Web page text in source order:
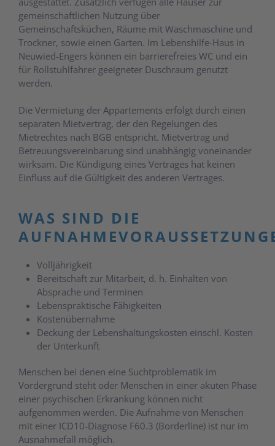
gemeinschaftlichen Nutzung über
Gemeinschaftsküchen, Räume mit Waschmaschine und
Trockner, sowie einen Garten. Im Lebenshilfe-Haus in
Neuwied-Engers können ein barrierefreies WC und ein
für Rollstuhlfahrer geeigneter Duschraum genutzt
werden.
Die Vermietung der Appartements erfolgt durch einen
separaten Mietvertrag, der den Regelungen des
Mietrechtes nach BGB entspricht. Mietvertrag und
Betreuungsvereinbarung sind unabhängig voneinander
wirksam. Die Kündigung eines Vertrages hat keinen
Einfluss auf die Gültigkeit des anderen Vertrages.
WAS SIND DIE
Volljährigkeit
Bereitschaft zur Mitarbeit, d. h. Einhalten von
Absprache und Terminen
Lebenspraktische Fähigkeiten
Kostenübernahme
Deckung der Lebenshaltungskosten einschl. Kosten
der Unterkunft
Menschen bei denen eine Suchtproblematik im
Vordergrund steht oder Menschen in einer akuten Phase
einer psychischen Erkrankung können nicht
aufgenommen werden. Die Aufnahme von Menschen
mit einer ICD10-Diagnose F60.3 (Borderline) ist nur im
Ausnahmefall möglich.